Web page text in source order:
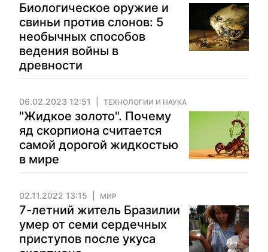
Биологическое оружие и
свиньи против слонов: 5
необычных способов
ведения войны в
древности
06.02.2023 12:51 ТЕХНОЛОГИИ И НАУКА
"Жидкое золото". Почему
яд скорпиона считается
самой дорогой жидкостью
в мире
02.11.2022 13:15 МИР
7-летний житель Бразилии
умер от семи сердечных
приступов после укуса